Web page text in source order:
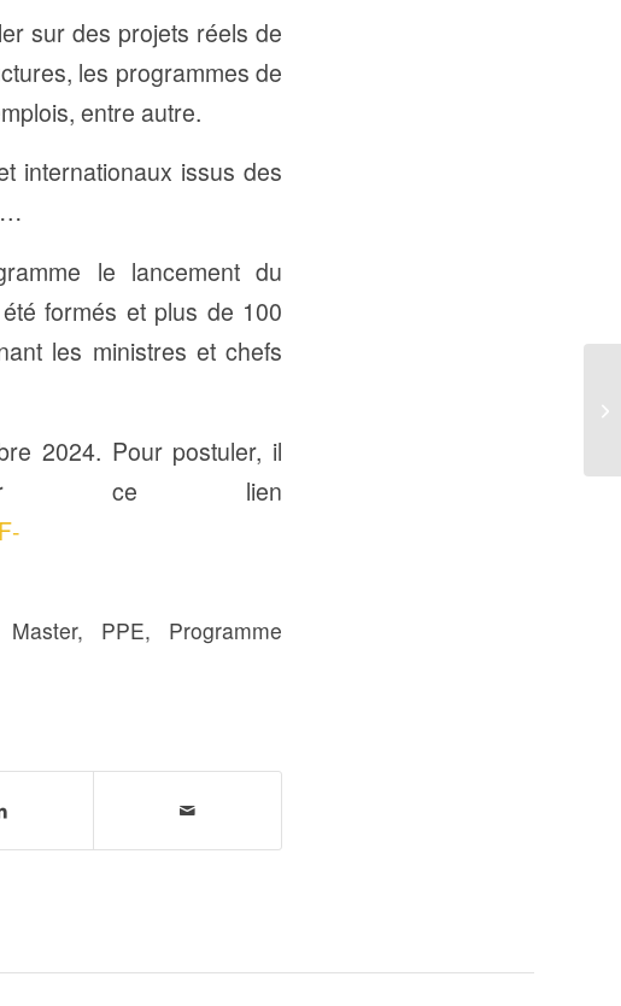
sur des projets réels de
les programmes de
entre autre.
internationaux issus des
le lancement du
formés et plus de 100
les ministres et chefs
2024. Pour postuler, il
ce lien
Master, PPE, Programme